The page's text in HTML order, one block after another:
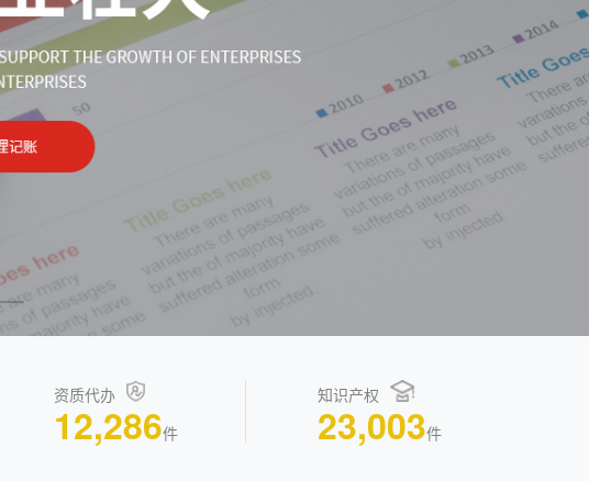
资质代办
12,286件
知识产权
23,003件